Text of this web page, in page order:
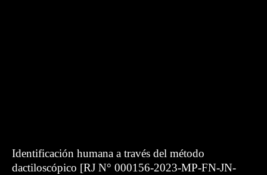
Identificación humana a través del método
dactiloscópico [RJ N° 000156-2023-MP-FN-JN-